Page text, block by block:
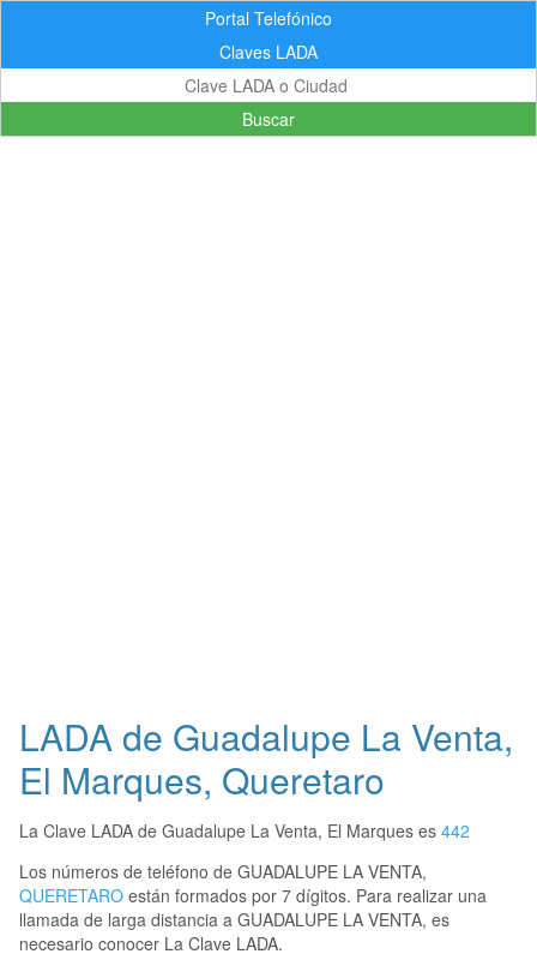
Portal Telefónico
Claves LADA
Buscar
LADA de Guadalupe La Venta,
El Marques, Queretaro
La Clave LADA de Guadalupe La Venta, El Marques es 442
Los números de teléfono de GUADALUPE LA VENTA,
QUERETARO están formados por 7 dígitos. Para realizar una
llamada de larga distancia a GUADALUPE LA VENTA, es
necesario conocer La Clave LADA.